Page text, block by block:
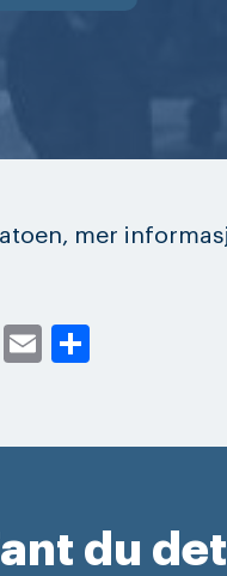
mer
Twitter
Email
du